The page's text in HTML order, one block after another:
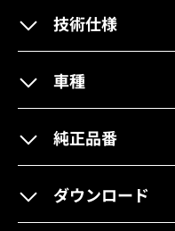
技術仕様
車種
純正品番
ダウンロード